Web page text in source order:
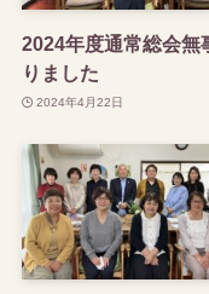
2024年度通常総会無
りました
2024年4月22日